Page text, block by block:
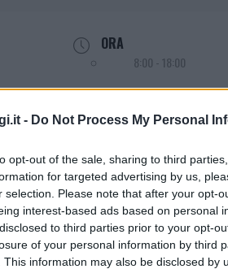
- Do Not Process My Personal
opt-out of the sale, sharing to third
for targeted advertising by us,
selection. Please note that after your opt-
interest-based ads based on personal
to third parties prior to your opt-
of your personal information by third
This information may also be disclosed by
ORA
8:00 - 18:00
in Gallura
2 NOVEMBREAPERTURA